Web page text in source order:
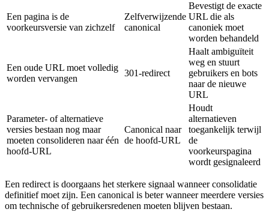
Een pagina is de
voorkeursversie van zichzelf
Zelfverwijzende
canonical
Bevestigt de exacte
URL die als
canoniek moet
worden behandeld
Een oude URL moet volledig
worden vervangen
301-redirect
Haalt ambiguïteit
weg en stuurt
gebruikers en bots
naar de nieuwe
URL
Parameter- of alternatieve
versies bestaan nog maar
moeten consolideren naar één
hoofd-URL
Canonical naar
de hoofd-URL
Houdt
alternatieven
toegankelijk terwijl
de
voorkeurspagina
wordt gesignaleerd
Een redirect is doorgaans het sterkere signaal wanneer consolidatie
definitief moet zijn. Een canonical is beter wanneer meerdere versies
om technische of gebruikersredenen moeten blijven bestaan.